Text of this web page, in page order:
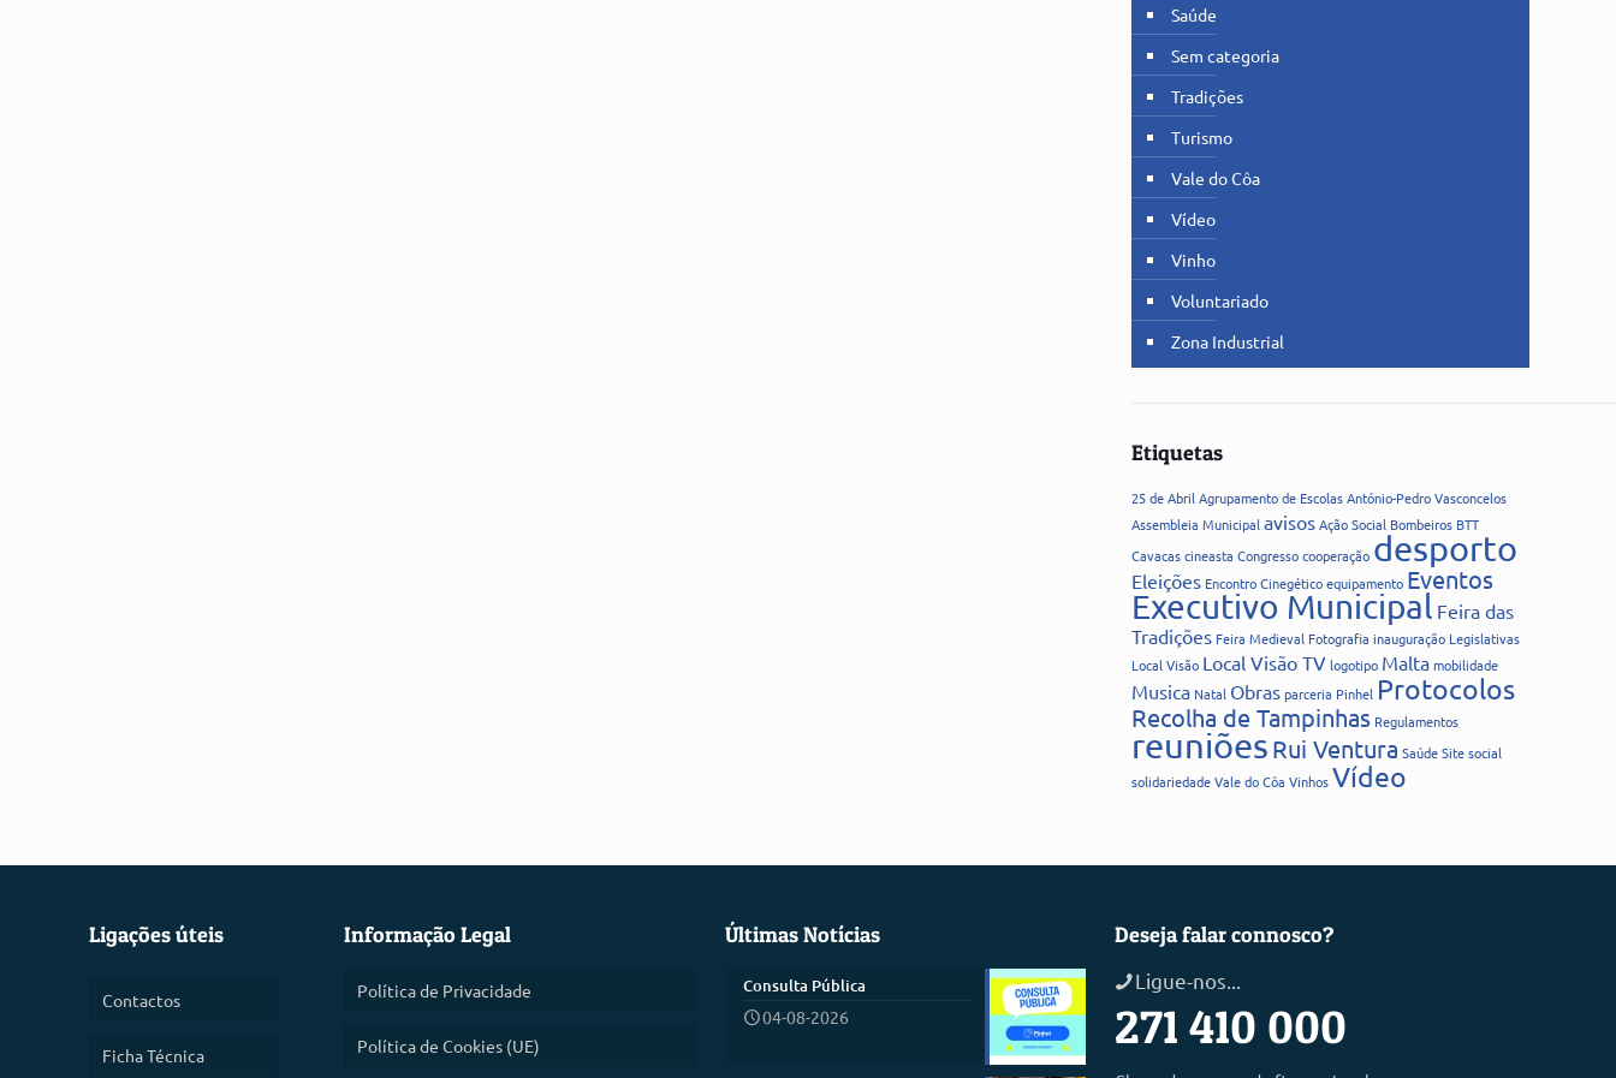
Saúde
Sem categoria
Tradições
Turismo
Vale do Côa
Vídeo
Vinho
Voluntariado
Zona Industrial
Etiquetas
25 de Abril Agrupamento de EscolasAntónio-Pedro Vasconcelos
Assembleia Municipal avisosAção Social Bombeiros BTT
Cavacascineasta Congressocooperação desporto
Eleições Encontro Cinegéticoequipamento Eventos
Executivo Municipal Feira das
Tradições Feira Medieval Fotografia inauguração Legislativas
Local Visão Local Visão TVlogotipo Maltamobilidade
Musica Natal Obrasparceria Pinhel Protocolos
Recolha de Tampinhas Regulamentos
reuniões Rui Ventura SaúdeSitesocial
solidariedadeVale do Côa VinhosVídeo
Ligações úteis
Contactos
Ficha Técnica
Informação Legal
Política de Privacidade
Política de Cookies (UE)
Últimas Notícias
Consulta Pública
04-08-2026
Deseja falar connosco?
Ligue-nos...
271 410 000